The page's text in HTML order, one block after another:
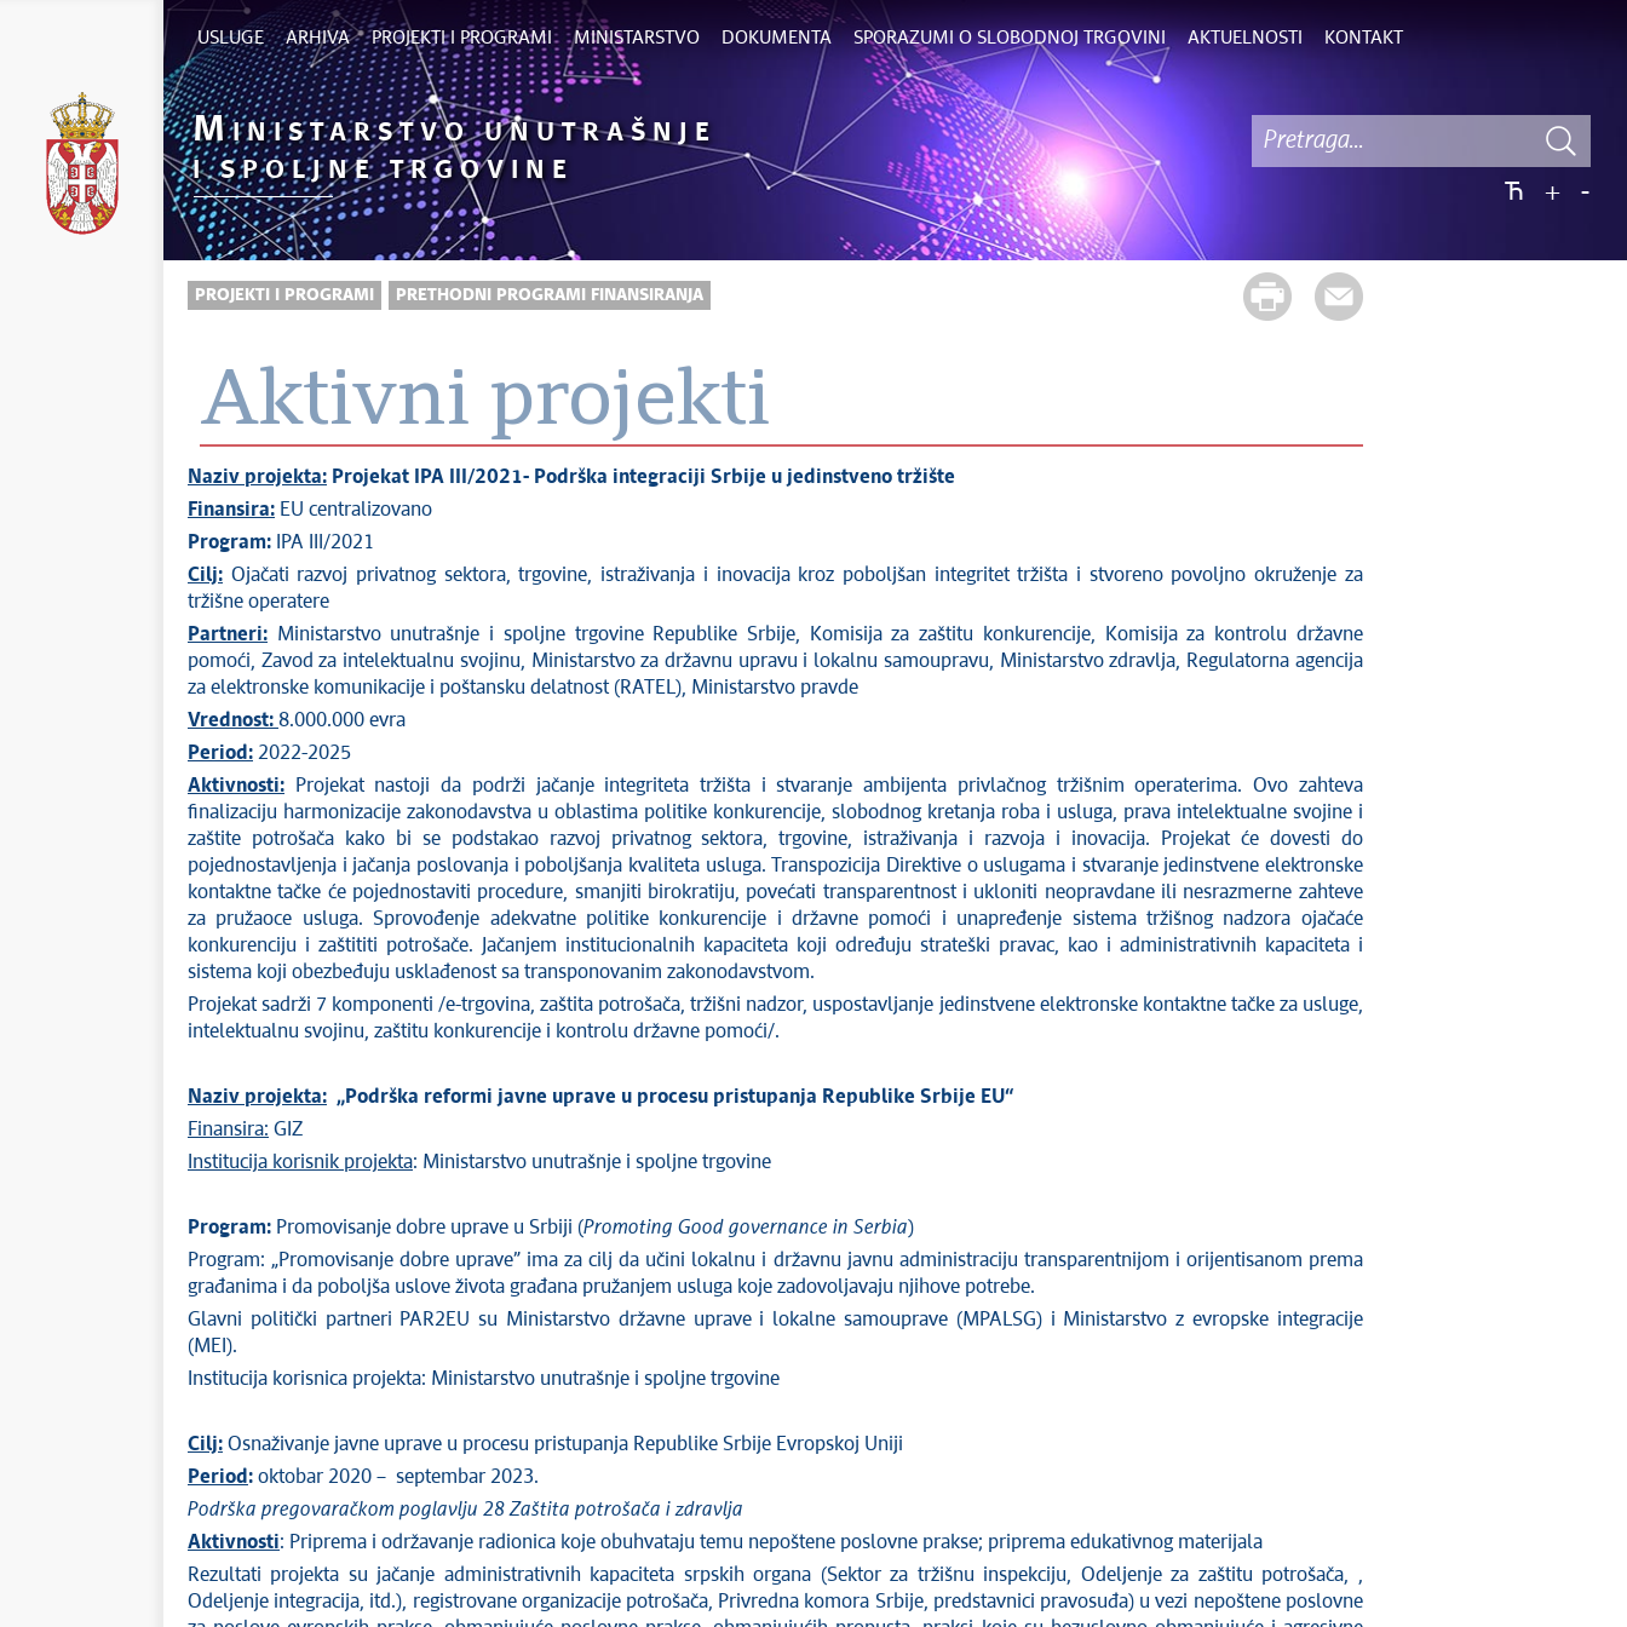
USLUGE ARHIVA PROJEKTI I PROGRAMI MINISTARSTVO DOKUMENTA SPORAZUMI O SLOBODNOJ TRGOVINI AKTUELNOSTI KONTAKT
MINISTARSTVO UNUTRAŠNJE
I SPOLJNE TRGOVINE
Ћ
+ -
PROJEKTI I PROGRAMI PRETHODNI PROGRAMI FINANSIRANJA
Aktivni projekti
Naziv projekta: Projekat IPA III/2021- Podrška integraciji Srbije u jedinstveno tržište
Finansira: EU centralizovano
Program: IPA III/2021
Cilj: Ojačati razvoj privatnog sektora, trgovine, istraživanja i inovacija kroz poboljšan integritet tržišta i stvoreno povoljno okruženje za
tržišne operatere
Partneri: Ministarstvo unutrašnje i spoljne trgovine Republike Srbije, Komisija za zaštitu konkurencije, Komisija za kontrolu državne
pomoći, Zavod za intelektualnu svojinu, Ministarstvo za državnu upravu i lokalnu samoupravu, Ministarstvo zdravlja, Regulatorna agencija
za elektronske komunikacije i poštansku delatnost (RATEL), Ministarstvo pravde
Vrednost: 8.000.000 evra
Period: 2022-2025
Aktivnosti: Projekat nastoji da podrži jačanje integriteta tržišta i stvaranje ambijenta privlačnog tržišnim operaterima. Ovo zahteva
finalizaciju harmonizacije zakonodavstva u oblastima politike konkurencije, slobodnog kretanja roba i usluga, prava intelektualne svojine i
zaštite potrošača kako bi se podstakao razvoj privatnog sektora, trgovine, istraživanja i razvoja i inovacija. Projekat će dovesti do
pojednostavljenja i jačanja poslovanja i poboljšanja kvaliteta usluga. Transpozicija Direktive o uslugama i stvaranje jedinstvene elektronske
kontaktne tačke će pojednostaviti procedure, smanjiti birokratiju, povećati transparentnost i ukloniti neopravdane ili nesrazmerne zahteve
za pružaoce usluga. Sprovođenje adekvatne politike konkurencije i državne pomoći i unapređenje sistema tržišnog nadzora ojačaće
konkurenciju i zaštititi potrošače. Jačanjem institucionalnih kapaciteta koji određuju strateški pravac, kao i administrativnih kapaciteta i
sistema koji obezbeđuju usklađenost sa transponovanim zakonodavstvom.
Projekat sadrži 7 komponenti /e-trgovina, zaštita potrošača, tržišni nadzor, uspostavljanje jedinstvene elektronske kontaktne tačke za usluge,
intelektualnu svojinu, zaštitu konkurencije i kontrolu državne pomoći/.
Naziv projekta: „Podrška reformi javne uprave u procesu pristupanja Republike Srbije EU“
Finansira: GIZ
Institucija korisnik projekta: Ministarstvo unutrašnje i spoljne trgovine
Program: Promovisanje dobre uprave u Srbiji (Promoting Good governance in Serbia)
Program: „Promovisanje dobre uprave” ima za cilj da učini lokalnu i državnu javnu administraciju transparentnijom i orijentisanom prema
građanima i da poboljša uslove života građana pružanjem usluga koje zadovoljavaju njihove potrebe.
Glavni politički partneri PAR2EU su Ministarstvo državne uprave i lokalne samouprave (MPALSG) i Ministarstvo z evropske integracije
(MEI).
Institucija korisnica projekta: Ministarstvo unutrašnje i spoljne trgovine
Cilj: Osnaživanje javne uprave u procesu pristupanja Republike Srbije Evropskoj Uniji
Period : oktobar 2020 – septembar 2023.
Podrška pregovaračkom poglavlju 28 Zaštita potrošača i zdravlja
Aktivnosti: Priprema i održavanje radionica koje obuhvataju temu nepoštene poslovne prakse; priprema edukativnog materijala
Rezultati projekta su jačanje administrativnih kapaciteta srpskih organa (Sektor za tržišnu inspekciju, Odeljenje za zaštitu potrošača, ,
Odeljenje integracija, itd.), registrovane organizacije potrošača, Privredna komora Srbije, predstavnici pravosuđa) u vezi nepoštene poslovne